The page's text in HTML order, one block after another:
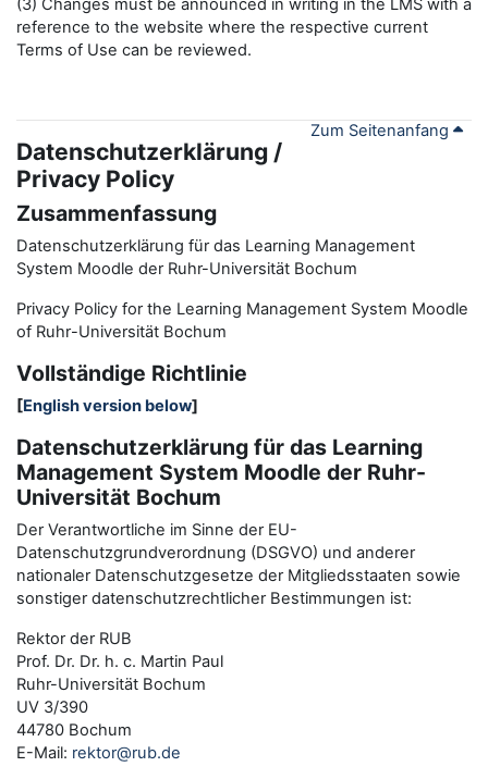
(3) Changes must be announced in writing in the LMS with a
reference to the website where the respective current
Terms of Use can be reviewed.
Zum Seitenanfang
Datenschutzerklärung /
Privacy Policy
Zusammenfassung
Datenschutzerklärung für das Learning Management
System Moodle der Ruhr-Universität Bochum
Privacy Policy for the Learning Management System Moodle
of Ruhr-Universität Bochum
Vollständige Richtlinie
[English version below]
Datenschutzerklärung für das Learning
Management System Moodle der Ruhr-
Universität Bochum
Der Verantwortliche im Sinne der EU-
Datenschutzgrundverordnung (DSGVO) und anderer
nationaler Datenschutzgesetze der Mitgliedsstaaten sowie
sonstiger datenschutzrechtlicher Bestimmungen ist:
Rektor der RUB
Prof. Dr. Dr. h. c. Martin Paul
Ruhr-Universität Bochum
UV 3/390
44780 Bochum
E-Mail: rektor@rub.de